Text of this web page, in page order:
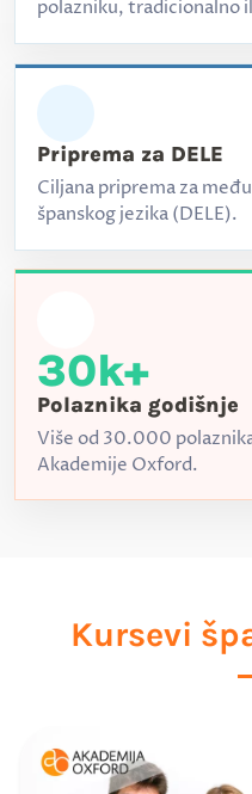
polazniku, tradicionalno
Priprema za DELE
Ciljana priprema za
španskog jezika (DELE).
30k+
Polaznika godišnje
Više od 30.000
Akademije Oxford.
Kursevi